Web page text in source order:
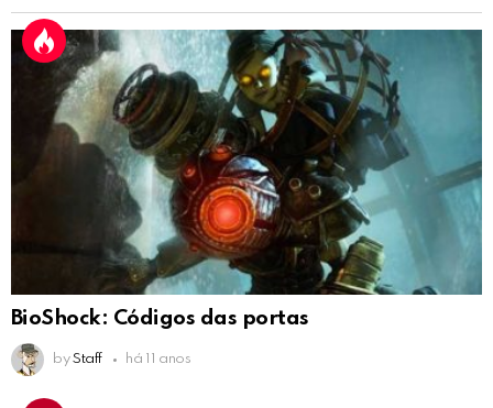
BioShock: Códigos das portas
by Staff há 11 anos